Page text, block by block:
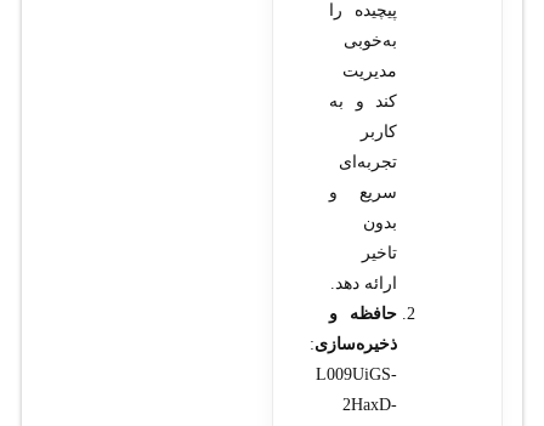
پیچیده را
به‌خوبی
مدیریت
کند و به
کاربر
تجربه‌ای
سریع و
بدون
تاخیر
ارائه دهد.
حافظه و
ذخیره‌سازی:
L009UiGS-
2HaxD-